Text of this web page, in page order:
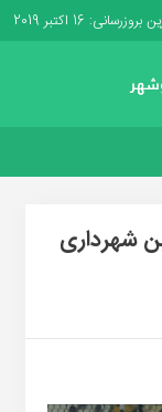
16 اکتبر 2019
شاهین شهرداری